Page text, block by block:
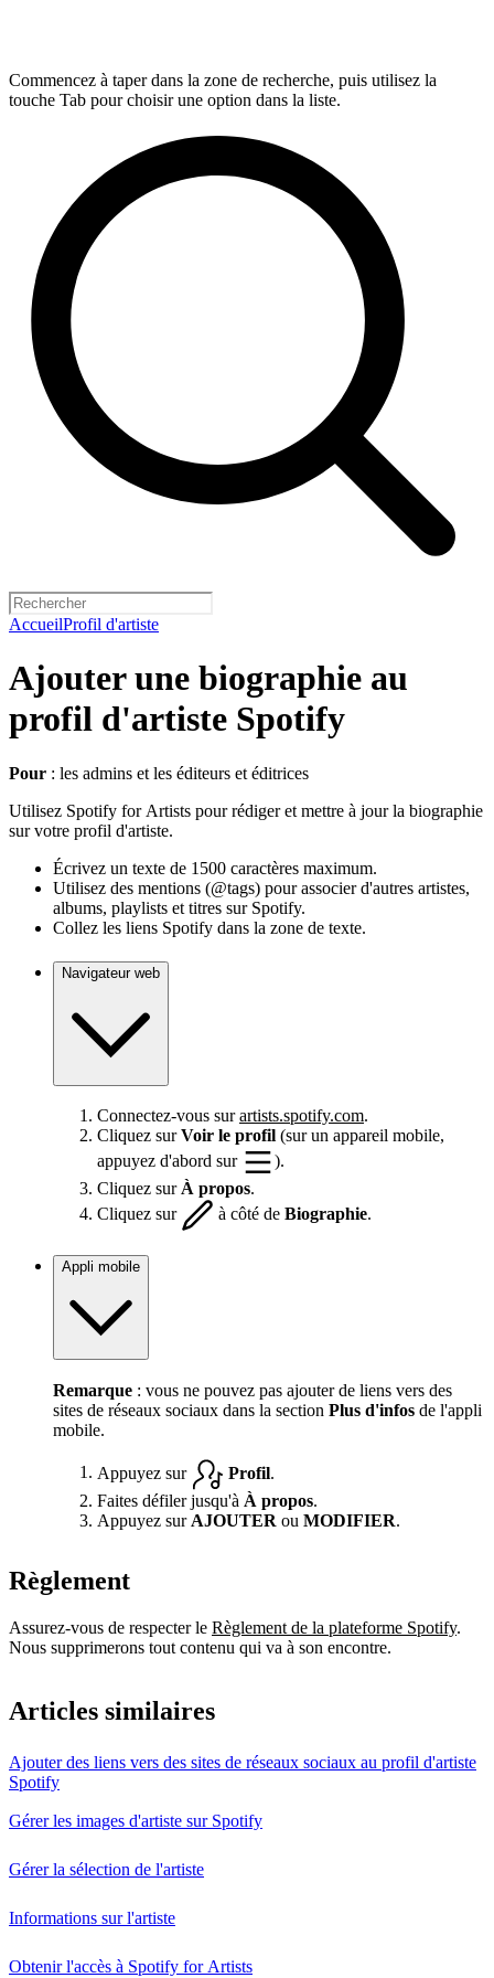
Commencez à taper dans la zone de recherche, puis utilisez la
touche Tab pour choisir une option dans la liste.
AccueilProfil d'artiste
Ajouter une biographie au
profil d'artiste Spotify
Pour : les admins et les éditeurs et éditrices
Utilisez Spotify for Artists pour rédiger et mettre à jour la biographie
sur votre profil d'artiste.
Écrivez un texte de 1500 caractères maximum.
Utilisez des mentions (@tags) pour associer d'autres artistes,
albums, playlists et titres sur Spotify.
Collez les liens Spotify dans la zone de texte.
Navigateur web
Connectez-vous surartists.spotify.com.
Cliquez surVoir le profil (sur un appareil mobile,
appuyez d'abord sur
).
Cliquez sur À propos.
Cliquez sur
à côté de Biographie.
Appli mobile
Remarque : vous ne pouvez pas ajouter de liens vers des
sites de réseaux sociaux dans la section Plus d'infos de l'appli
mobile.
Appuyez sur Profil.
Faites défiler jusqu'à À propos.
Appuyez sur AJOUTER ou MODIFIER.
Règlement
Assurez-vous de respecter le Règlement de la plateforme Spotify.
Nous supprimerons tout contenu qui va à son encontre.
Articles similaires
Ajouter des liens vers des sites de réseaux sociaux au profil d'artiste
Spotify
Gérer les images d'artiste sur Spotify
Gérer la sélection de l'artiste
Informations sur l'artiste
Obtenir l'accès à Spotify for Artists